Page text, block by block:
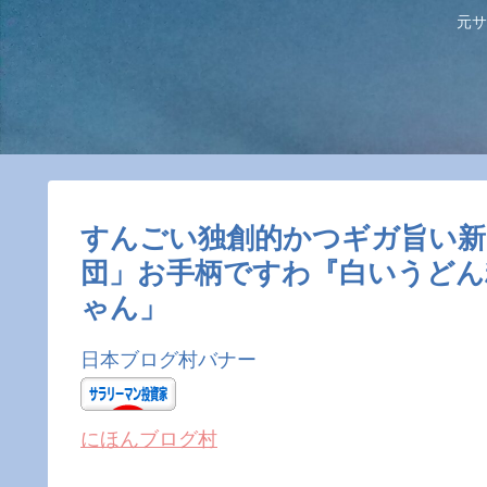
元
すんごい独創的かつギガ旨い
団」お手柄ですわ『白いうど
ゃん」
日本ブログ村バナー
にほんブログ村